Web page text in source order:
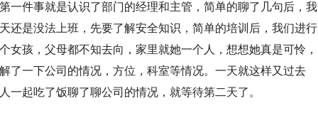
一件事就是认识了部门的经理和主管，简单的聊了几句后，我
还是没法上班，先要了解安全知识，简单的培训后，我们进行
女孩，父母都不知去向，家里就她一个人，想想她真是可怜，
了一下公司的情况，方位，科室等情况。一天就这样又过去
一起吃了饭聊了聊公司的情况，就等待第二天了。